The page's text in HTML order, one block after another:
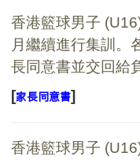
香港籃球男子
月繼續進行集訓。
長同意書並交回給
[家長同意書]
香港籃球男子